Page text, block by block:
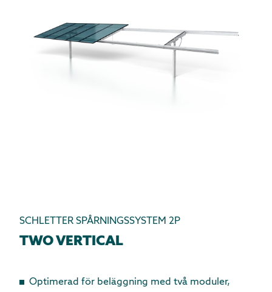
SCHLETTER SPÅRNINGSSYSTEM 2P
TWO VERTICAL
Optimerad för beläggning med två moduler,